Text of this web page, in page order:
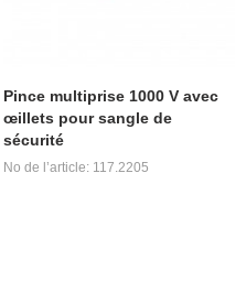
Pince multiprise 1000 V avec
œillets pour sangle de
sécurité
No de l’article: 117.2205